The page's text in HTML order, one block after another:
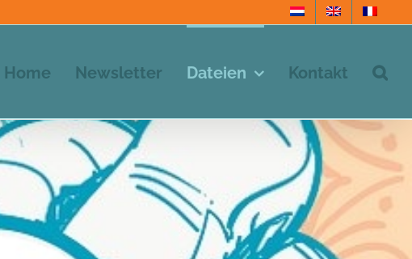
Home Newsletter Dateien Kontakt